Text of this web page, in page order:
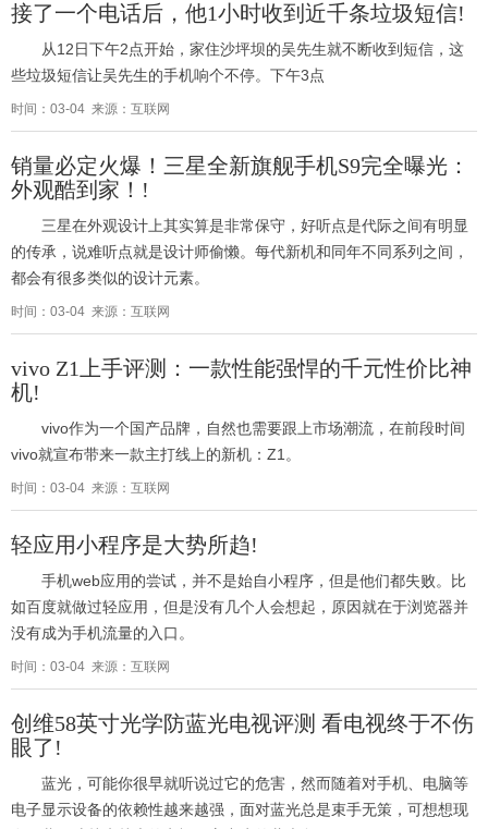
接了一个电话后，他1小时收到近千条垃圾短信!
从12日下午2点开始，家住沙坪坝的吴先生就不断收到短信，这
些垃圾短信让吴先生的手机响个不停。下午3点
时间：03-04 来源：互联网
销量必定火爆！三星全新旗舰手机S9完全曝光：
外观酷到家！!
三星在外观设计上其实算是非常保守，好听点是代际之间有明显
的传承，说难听点就是设计师偷懒。每代新机和同年不同系列之间，
都会有很多类似的设计元素。
时间：03-04 来源：互联网
vivo Z1上手评测：一款性能强悍的千元性价比神
机!
vivo作为一个国产品牌，自然也需要跟上市场潮流，在前段时间
vivo就宣布带来一款主打线上的新机：Z1。
时间：03-04 来源：互联网
轻应用小程序是大势所趋!
手机web应用的尝试，并不是始自小程序，但是他们都失败。比
如百度就做过轻应用，但是没有几个人会想起，原因就在于浏览器并
没有成为手机流量的入口。
时间：03-04 来源：互联网
创维58英寸光学防蓝光电视评测 看电视终于不伤
眼了!
蓝光，可能你很早就听说过它的危害，然而随着对手机、电脑等
电子显示设备的依赖性越来越强，面对蓝光总是束手无策，可想想现